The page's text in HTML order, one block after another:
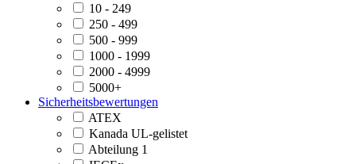
10 - 249
250 - 499
500 - 999
1000 - 1999
2000 - 4999
5000+
Sicherheitsbewertungen
ATEX
Kanada UL-gelistet
Abteilung 1